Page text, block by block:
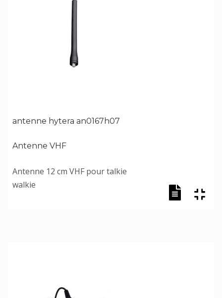
antenne hytera an0167h07
Antenne VHF
Antenne 12 cm VHF pour talkie
walkie